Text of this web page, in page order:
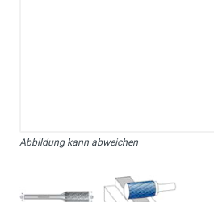
Abbildung kann abweichen